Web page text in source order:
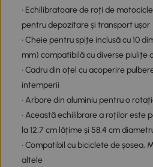
• Echilibratoare de roți de
pentru depozitare și transport ușor
• Cheie pentru spițe inclusă cu 10
mm) compatibilă cu diverse piulițe
• Cadru din oțel cu acoperire
intemperii
• Arbore din aluminiu pentru o
• Această echilibrare a roților este
la 12,7 cm lățime și 58,4 cm
• Compatibil cu biciclete de șosea,
altele